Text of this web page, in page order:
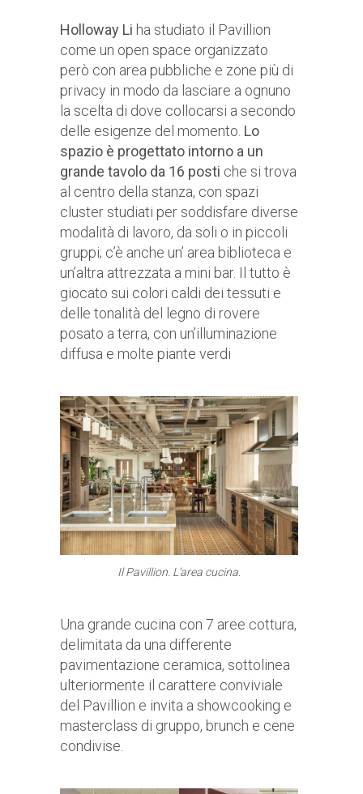
Holloway Li ha studiato il Pavillion
come un open space organizzato
però con area pubbliche e zone più di
privacy in modo da lasciare a ognuno
la scelta di dove collocarsi a secondo
delle esigenze del momento. Lo
spazio è progettato intorno a un
grande tavolo da 16 posti che si trova
al centro della stanza, con spazi
cluster studiati per soddisfare diverse
modalità di lavoro, da soli o in piccoli
gruppi; c’è anche un’ area biblioteca e
un’altra attrezzata a mini bar. Il tutto è
giocato sui colori caldi dei tessuti e
delle tonalità del legno di rovere
posato a terra, con un’illuminazione
diffusa e molte piante verdi
Il Pavillion. L’area cucina.
Una grande cucina con 7 aree cottura,
delimitata da una differente
pavimentazione ceramica, sottolinea
ulteriormente il carattere conviviale
del Pavillion e invita a showcooking e
masterclass di gruppo, brunch e cene
condivise.